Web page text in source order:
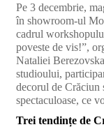
Pe 3 decembrie,
în showroom-ul
cadrul
poveste de vis!”,
Nataliei
studioului,
decorul de Crăciun
spectaculoase, ce
Trei tendințe de